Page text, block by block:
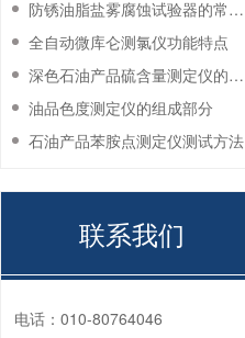
防锈油脂盐雾腐蚀试验器的常见故障与解决方法
全自动微库仑测氯仪功能特点
深色石油产品硫含量测定仪的工作环境要求
油品色度测定仪的组成部分
石油产品苯胺点测定仪测试方法
联系我们
电话： 010-80764046